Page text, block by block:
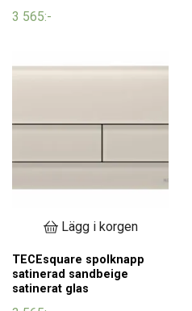
3 565:-
Lägg i korgen
TECEsquare spolknapp
satinerad sandbeige
satinerat glas